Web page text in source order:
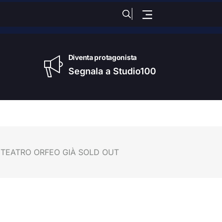
Diventa protagonista
Segnala a Studio100
ORFEO GIÀ SOLD OUT